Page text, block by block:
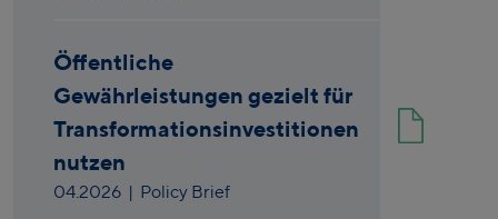
Öffentliche
Gewährleistungen gezielt für
Transformationsinvestitionen
nutzen
04.2026 | Policy Brief